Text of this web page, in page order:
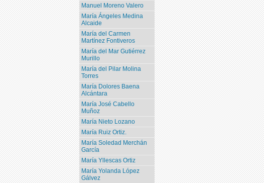
Manuel Moreno Valero
María Ángeles Medina
Alcaide
María del Carmen
Martínez Fontiveros
María del Mar Gutiérrez
Murillo
María del Pilar Molina
Torres
María Dolores Baena
Alcántara
María José Cabello
Muñoz
María Nieto Lozano
María Ruiz Ortiz.
María Soledad Merchán
García
María Yllescas Ortiz
María Yolanda López
Gálvez